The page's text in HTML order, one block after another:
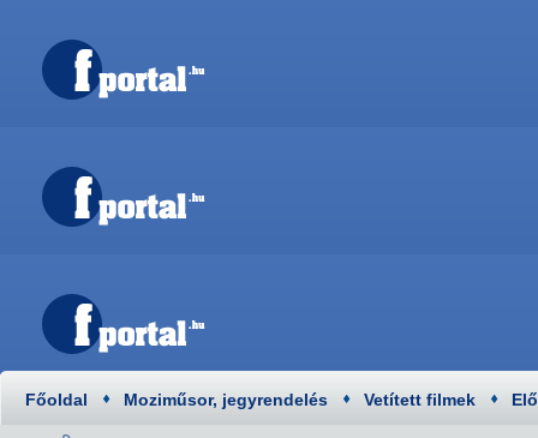
Főoldal Moziműsor, jegyrendelés Vetített filmek